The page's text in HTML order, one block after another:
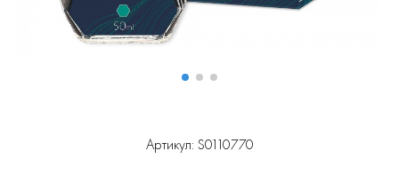
Артикул: S0110770